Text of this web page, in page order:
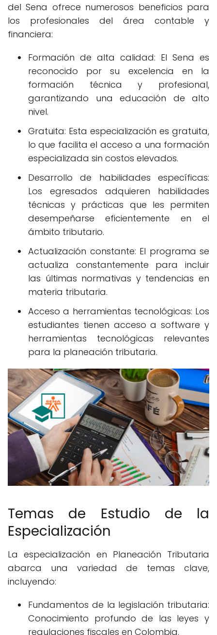
del Sena ofrece numerosos beneficios para
los profesionales del área contable y
financiera:
Formación de alta calidad: El Sena es
reconocido por su excelencia en la
formación técnica y profesional,
garantizando una educación de alto
nivel.
Gratuita: Esta especialización es gratuita,
lo que facilita el acceso a una formación
especializada sin costos elevados.
Desarrollo de habilidades específicas:
Los egresados adquieren habilidades
técnicas y prácticas que les permiten
desempeñarse eficientemente en el
ámbito tributario.
Actualización constante: El programa se
actualiza constantemente para incluir
las últimas normativas y tendencias en
materia tributaria.
Acceso a herramientas tecnológicas: Los
estudiantes tienen acceso a software y
herramientas tecnológicas relevantes
para la planeación tributaria.
Temas de Estudio de la
Especialización
La especialización en Planeación Tributaria
abarca una variedad de temas clave,
incluyendo:
Fundamentos de la legislación tributaria:
Conocimiento profundo de las leyes y
regulaciones fiscales en Colombia.